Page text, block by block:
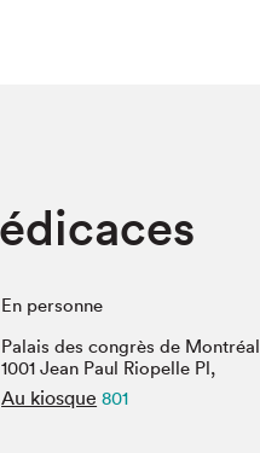
En personne
Palais des congrès de Montréal
1001 Jean Paul Riopelle Pl,
Au kiosque 801